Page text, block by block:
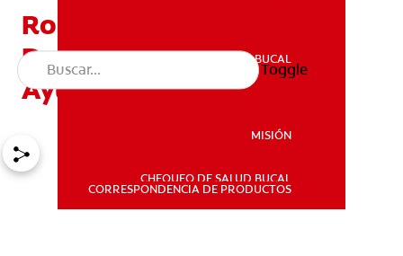
SALUD BUCAL
SALUD BUCAL
MISIÓN
CHEQUEO DE SALUD BUCAL
CORRESPONDENCIA DE PRODUCTOS
Toggle
Roncar: Hable Con Su
Dentista Para Obtener
Ayuda